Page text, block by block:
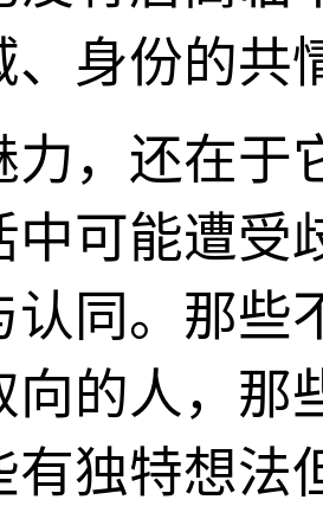
、身份的共
力，还在于
中可能遭受
认同。那些
向的人，那
有独特想法